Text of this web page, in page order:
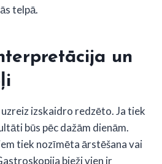
telpā.
un
izskaidro redzēto. Ja tiek
būs pēc dažām dienām.
tiek nozīmēta ārstēšana vai
bieži vien ir